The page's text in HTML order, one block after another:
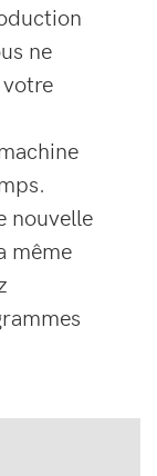
ne
nouvelle
même